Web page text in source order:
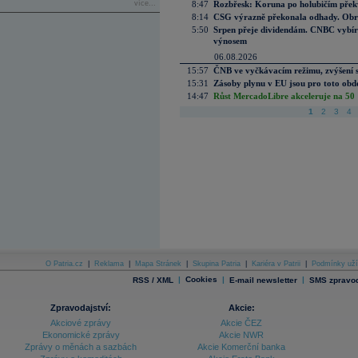
více...
8:47 Rozbřesk: Koruna po holubičím
8:14 CSG výrazně překonala odhady.
5:50 Srpen přeje dividendám. CNBC
výnosem
06.08.2026
15:57 ČNB ve vyčkávacím režimu, zvýšení
15:31
Zásoby plynu v EU jsou pro toto
14:47 Růst MercadoLibre akceleruje na
1 2 3 4
O Patria.cz Reklama Mapa Stránek Skupina Patria Kariéra v Patrii Podmínky
RSS / XML | Cookies | E-mail newsletter | SMS
Zpravodajství:
Akciové zprávy
Ekonomické zprávy
Zprávy o měnách a sazbách
Akcie:
Akcie ČEZ
Akcie NWR
Akcie Komerční banka